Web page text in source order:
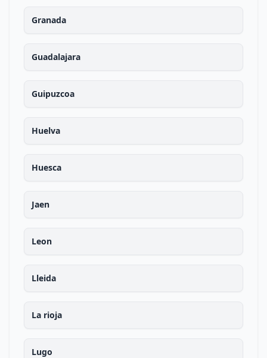
Granada
Guadalajara
Guipuzcoa
Huelva
Huesca
Jaen
Leon
Lleida
La rioja
Lugo